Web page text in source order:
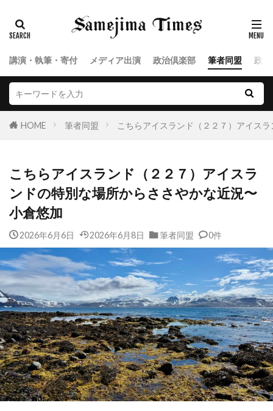
講演・執筆・寄付 メディア出演 政治倶楽部 筆者同盟 政
HOME 筆者同盟 こちらアイスランド（２２７）アイス
こちらアイスランド（２２７）アイスラ
ンドの特別な場所からささやかな近況〜
小倉悠加
2026年6月6日 2026年6月8日 筆者同盟 0件